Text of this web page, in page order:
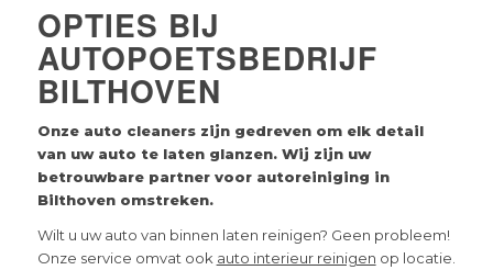
OPTIES BIJ
AUTOPOETSBEDRIJF
BILTHOVEN
Onze auto cleaners zijn gedreven om elk detail
van uw auto te laten glanzen. Wij zijn uw
betrouwbare partner voor autoreiniging in
Bilthoven omstreken.
Wilt u uw auto van binnen laten reinigen? Geen probleem!
Onze service omvat ook auto interieur reinigen op locatie.